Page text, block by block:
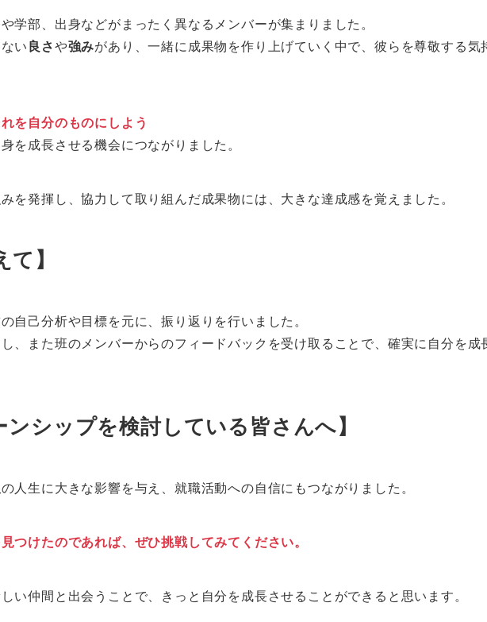
学部、出身などがまったく異なるメンバーが集まりました。
い良さや強みがあり、一緒に成果物を作り上げていく中で、彼らを尊敬する気
を自分のものにしよう
を成長させる機会につながりました。
を発揮し、協力して取り組んだ成果物には、大きな達成感を覚えました。
て】
自己分析や目標を元に、振り返りを行いました。
、また班のメンバーからのフィードバックを受け取ることで、確実に自分を
ンシップを検討している皆さんへ】
人生に大きな影響を与え、就職活動への自信にもつながりました。
つけたのであれば、ぜひ挑戦してみてください。
い仲間と出会うことで、きっと自分を成長させることができると思います。